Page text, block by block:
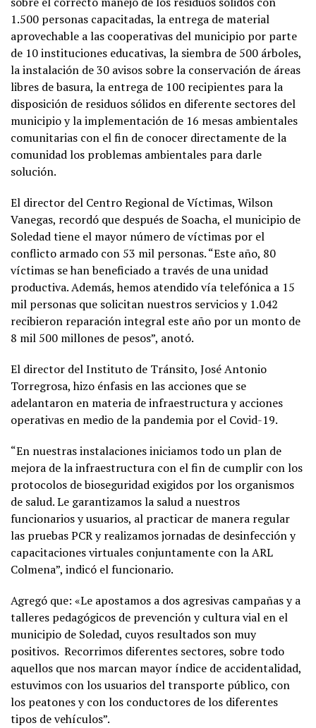
1.500 personas capacitadas, la entrega de material
aprovechable a las cooperativas del municipio por parte
de 10 instituciones educativas, la siembra de 500 árboles,
la instalación de 30 avisos sobre la conservación de áreas
libres de basura, la entrega de 100 recipientes para la
disposición de residuos sólidos en diferente sectores del
municipio y la implementación de 16 mesas ambientales
comunitarias con el fin de conocer directamente de la
comunidad los problemas ambientales para darle
solución.
El director del Centro Regional de Víctimas, Wilson
Vanegas, recordó que después de Soacha, el municipio de
Soledad tiene el mayor número de víctimas por el
conflicto armado con 53 mil personas. “Este año, 80
víctimas se han beneficiado a través de una unidad
productiva. Además, hemos atendido vía telefónica a 15
mil personas que solicitan nuestros servicios y 1.042
recibieron reparación integral este año por un monto de
8 mil 500 millones de pesos”, anotó.
El director del Instituto de Tránsito, José Antonio
Torregrosa, hizo énfasis en las acciones que se
adelantaron en materia de infraestructura y acciones
operativas en medio de la pandemia por el Covid-19.
“En nuestras instalaciones iniciamos todo un plan de
mejora de la infraestructura con el fin de cumplir con los
protocolos de bioseguridad exigidos por los organismos
de salud. Le garantizamos la salud a nuestros
funcionarios y usuarios, al practicar de manera regular
las pruebas PCR y realizamos jornadas de desinfección y
capacitaciones virtuales conjuntamente con la ARL
Colmena”, indicó el funcionario.
Agregó que: «Le apostamos a dos agresivas campañas y a
talleres pedagógicos de prevención y cultura vial en el
municipio de Soledad, cuyos resultados son muy
positivos. Recorrimos diferentes sectores, sobre todo
aquellos que nos marcan mayor índice de accidentalidad,
estuvimos con los usuarios del transporte público, con
los peatones y con los conductores de los diferentes
tipos de vehículos”.